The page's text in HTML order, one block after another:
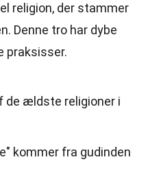
religion, der stammer
Denne tro har dybe
praksisser.
de ældste religioner i
kommer fra gudinden